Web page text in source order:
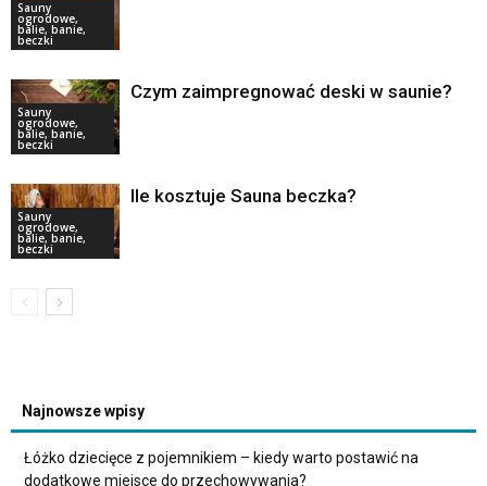
Sauny
ogrodowe,
balie, banie,
beczki
Sauny
ogrodowe,
balie, banie,
beczki
Czym zaimpregnować deski w saunie?
Sauny
ogrodowe,
balie, banie,
beczki
Ile kosztuje Sauna beczka?
Najnowsze wpisy
Łóżko dziecięce z pojemnikiem – kiedy warto postawić na
dodatkowe miejsce do przechowywania?